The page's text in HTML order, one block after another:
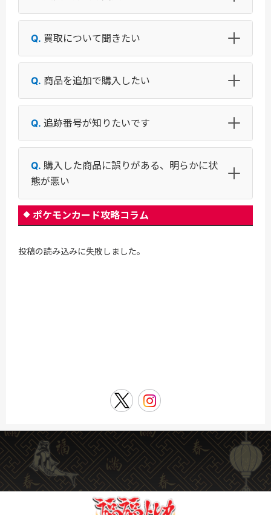
買取について聞きたい
商品を追加で購入したい
追跡番号が知りたいです
購入した商品に誤りがある、明らかに状
態が悪い
ポケモンカード攻略コラム
投稿の読み込みに失敗しました。